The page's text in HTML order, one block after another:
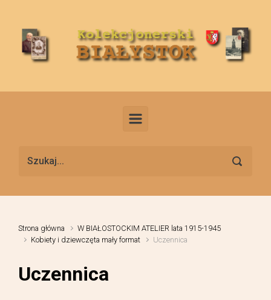
Strona główna
W BIAŁOSTOCKIM ATELIER lata 1915-1945
Kobiety i dziewczęta mały format
Uczennica
Uczennica